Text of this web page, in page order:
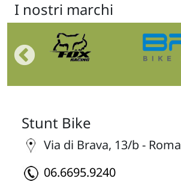
I nostri marchi
Stunt Bike
Via di Brava, 13/b - Roma
06.6695.9240